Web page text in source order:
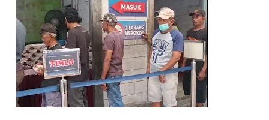
Mengawali
Pekan
dengan
Kehangatan
Soto
Jawa
di